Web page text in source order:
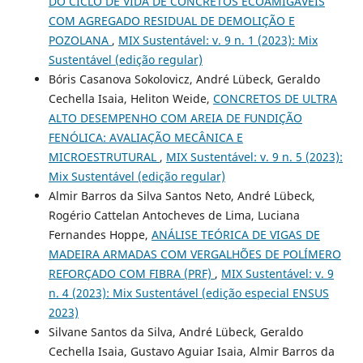
COM AGREGADO RESIDUAL DE DEMOLIÇÃO E
POZOLANA , MIX Sustentável: v. 9 n. 1 (2023): Mix
Sustentável (edição regular)
Bóris Casanova Sokolovicz, André Lübeck, Geraldo
Cechella Isaia, Heliton Weide, CONCRETOS DE ULTRA
ALTO DESEMPENHO COM AREIA DE FUNDIÇÃO
FENÓLICA: AVALIAÇÃO MECÂNICA E
MICROESTRUTURAL , MIX Sustentável: v. 9 n. 5 (2023):
Mix Sustentável (edição regular)
Almir Barros da Silva Santos Neto, André Lübeck,
Rogério Cattelan Antocheves de Lima, Luciana
Fernandes Hoppe, ANÁLISE TEÓRICA DE VIGAS DE
MADEIRA ARMADAS COM VERGALHÕES DE POLÍMERO
REFORÇADO COM FIBRA (PRF) , MIX Sustentável: v. 9
n. 4 (2023): Mix Sustentável (edição especial ENSUS
2023)
Silvane Santos da Silva, André Lübeck, Geraldo
Cechella Isaia, Gustavo Aguiar Isaia, Almir Barros da